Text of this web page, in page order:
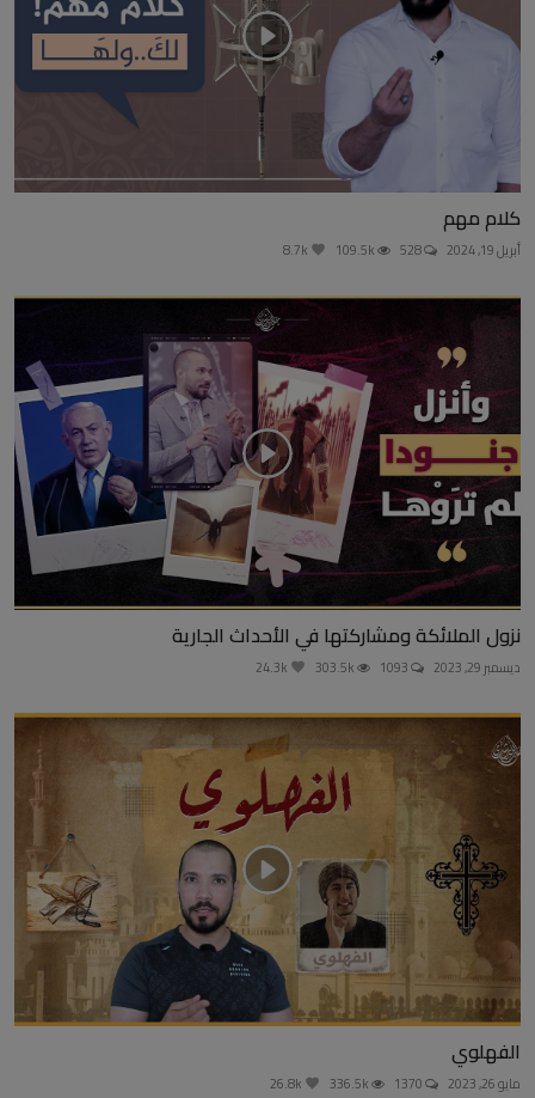
كلام مهم
أبريل 19, 2024
نزول الملائكة ومشاركتها في الأحداث الجارية
ديسمبر 29, 2023
الفهلوي
مايو 26, 2023